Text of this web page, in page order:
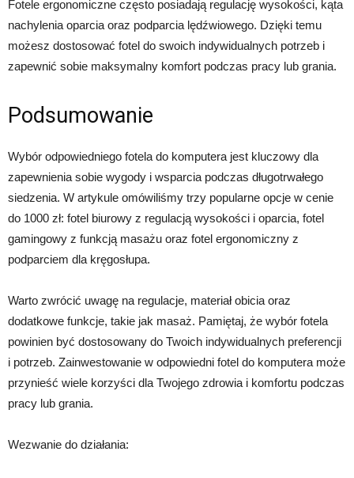
Fotele ergonomiczne często posiadają regulację wysokości, kąta
nachylenia oparcia oraz podparcia lędźwiowego. Dzięki temu
możesz dostosować fotel do swoich indywidualnych potrzeb i
zapewnić sobie maksymalny komfort podczas pracy lub grania.
Podsumowanie
Wybór odpowiedniego fotela do komputera jest kluczowy dla
zapewnienia sobie wygody i wsparcia podczas długotrwałego
siedzenia. W artykule omówiliśmy trzy popularne opcje w cenie
do 1000 zł: fotel biurowy z regulacją wysokości i oparcia, fotel
gamingowy z funkcją masażu oraz fotel ergonomiczny z
podparciem dla kręgosłupa.
Warto zwrócić uwagę na regulacje, materiał obicia oraz
dodatkowe funkcje, takie jak masaż. Pamiętaj, że wybór fotela
powinien być dostosowany do Twoich indywidualnych preferencji
i potrzeb. Zainwestowanie w odpowiedni fotel do komputera może
przynieść wiele korzyści dla Twojego zdrowia i komfortu podczas
pracy lub grania.
Wezwanie do działania: